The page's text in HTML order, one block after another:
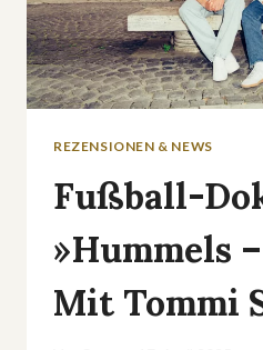
REZENSIONEN & NEWS
Fußball-
»Hummels
Mit Tommi